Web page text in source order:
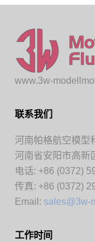
www.3w-
联系我们
河南帕格航空模型
河南省安阳市高新
电话: +86 (0372)
传真: +86 (0372)
Email: sales@3w-
工作时间